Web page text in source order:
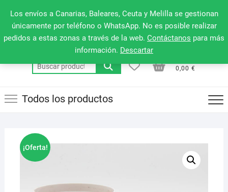
Los envíos a Canarias, Baleares, Ceuta y Melilla se gestionan
únicamente por teléfono o WhatsApp. No es posible realizar
pedidos a estas zonas a través de la web. Contáctanos para más
información. Descartar
contenido
660 079 911
de
la
Buscar
por:
0,00 €
Todos los productos
¡Oferta!